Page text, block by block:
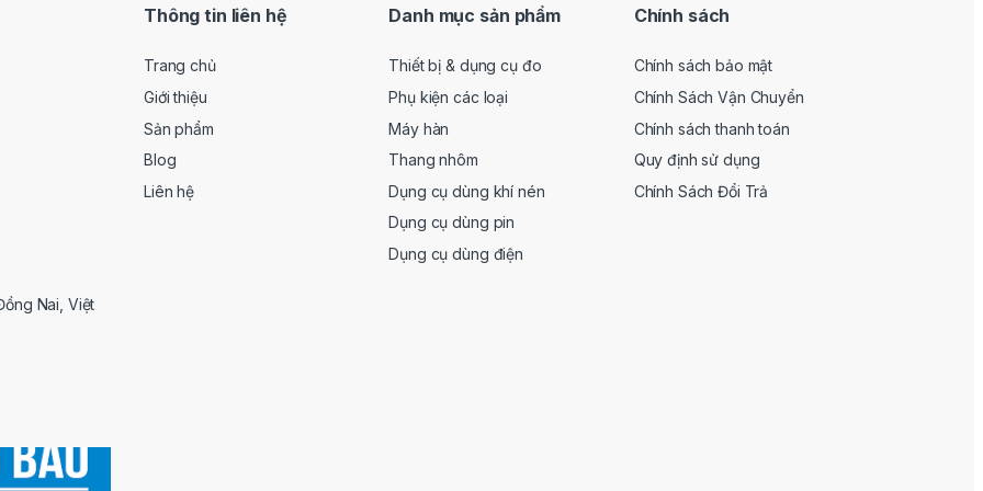
năng xử lý tốt các tác vụ siết bu lông cơ bản, độ hoàn thiện cao, cùng thương hiệu Makita uy
đầu tư nếu bạn đang tìm kiếm thiết bị hỗ trợ thao tác siết mở nhanh, chính xác và tiết kiệm
LIÊN HỆ NGAY
Nai, Việt
Thông tin liên hệ
Trang chủ
Giới thiệu
Sản phẩm
Blog
Liên hệ
Danh mục sản phẩm
Thiết bị & dụng cụ đo
Phụ kiện các loại
Máy hàn
Thang nhôm
Dụng cụ dùng khí nén
Dụng cụ dùng pin
Dụng cụ dùng điện
Chính sách
Chính sách bảo mật
Chính Sách Vận Chuyển
Chính sách thanh toán
Quy định sử dụng
Chính Sách Đổi Trả